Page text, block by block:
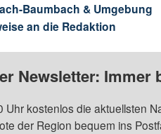
Baumbach & Umgebung
an die Redaktion
Newsletter: Immer
Uhr kostenlos die aktuellsten
der Region bequem ins